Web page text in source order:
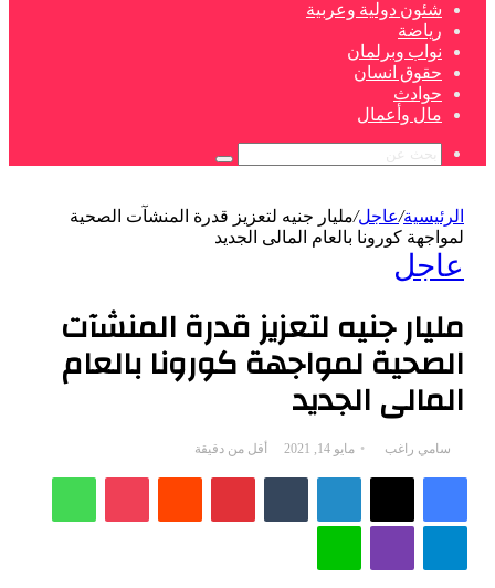
شئون دولية وعربية
رياضة
نواب وبرلمان
حقوق انسان
حوادث
مال وأعمال
بحث
الرئيسية/عاجل/مليار جنيه لتعزيز قدرة المنشآت الصحية
لمواجهة كورونا بالعام المالى الجديد
عاجل
مليار جنيه لتعزيز قدرة المنشآت
الصحية لمواجهة كورونا بالعام
المالى الجديد
سامي راغب
أرسل
بريدا
مايو 14, 2021 أقل من دقيقة
فيسبوك‫X لينكدإن بينتيريست ‫Pocket واتساب
تيلقرام ڤايبر لاين